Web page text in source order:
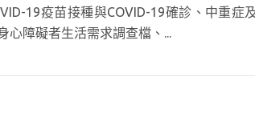
19疫苗接種與COVID-19確診、中重
心障礙者生活需求調查檔、...